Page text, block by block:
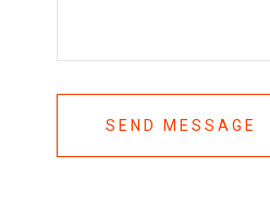
SEND MESSAGE